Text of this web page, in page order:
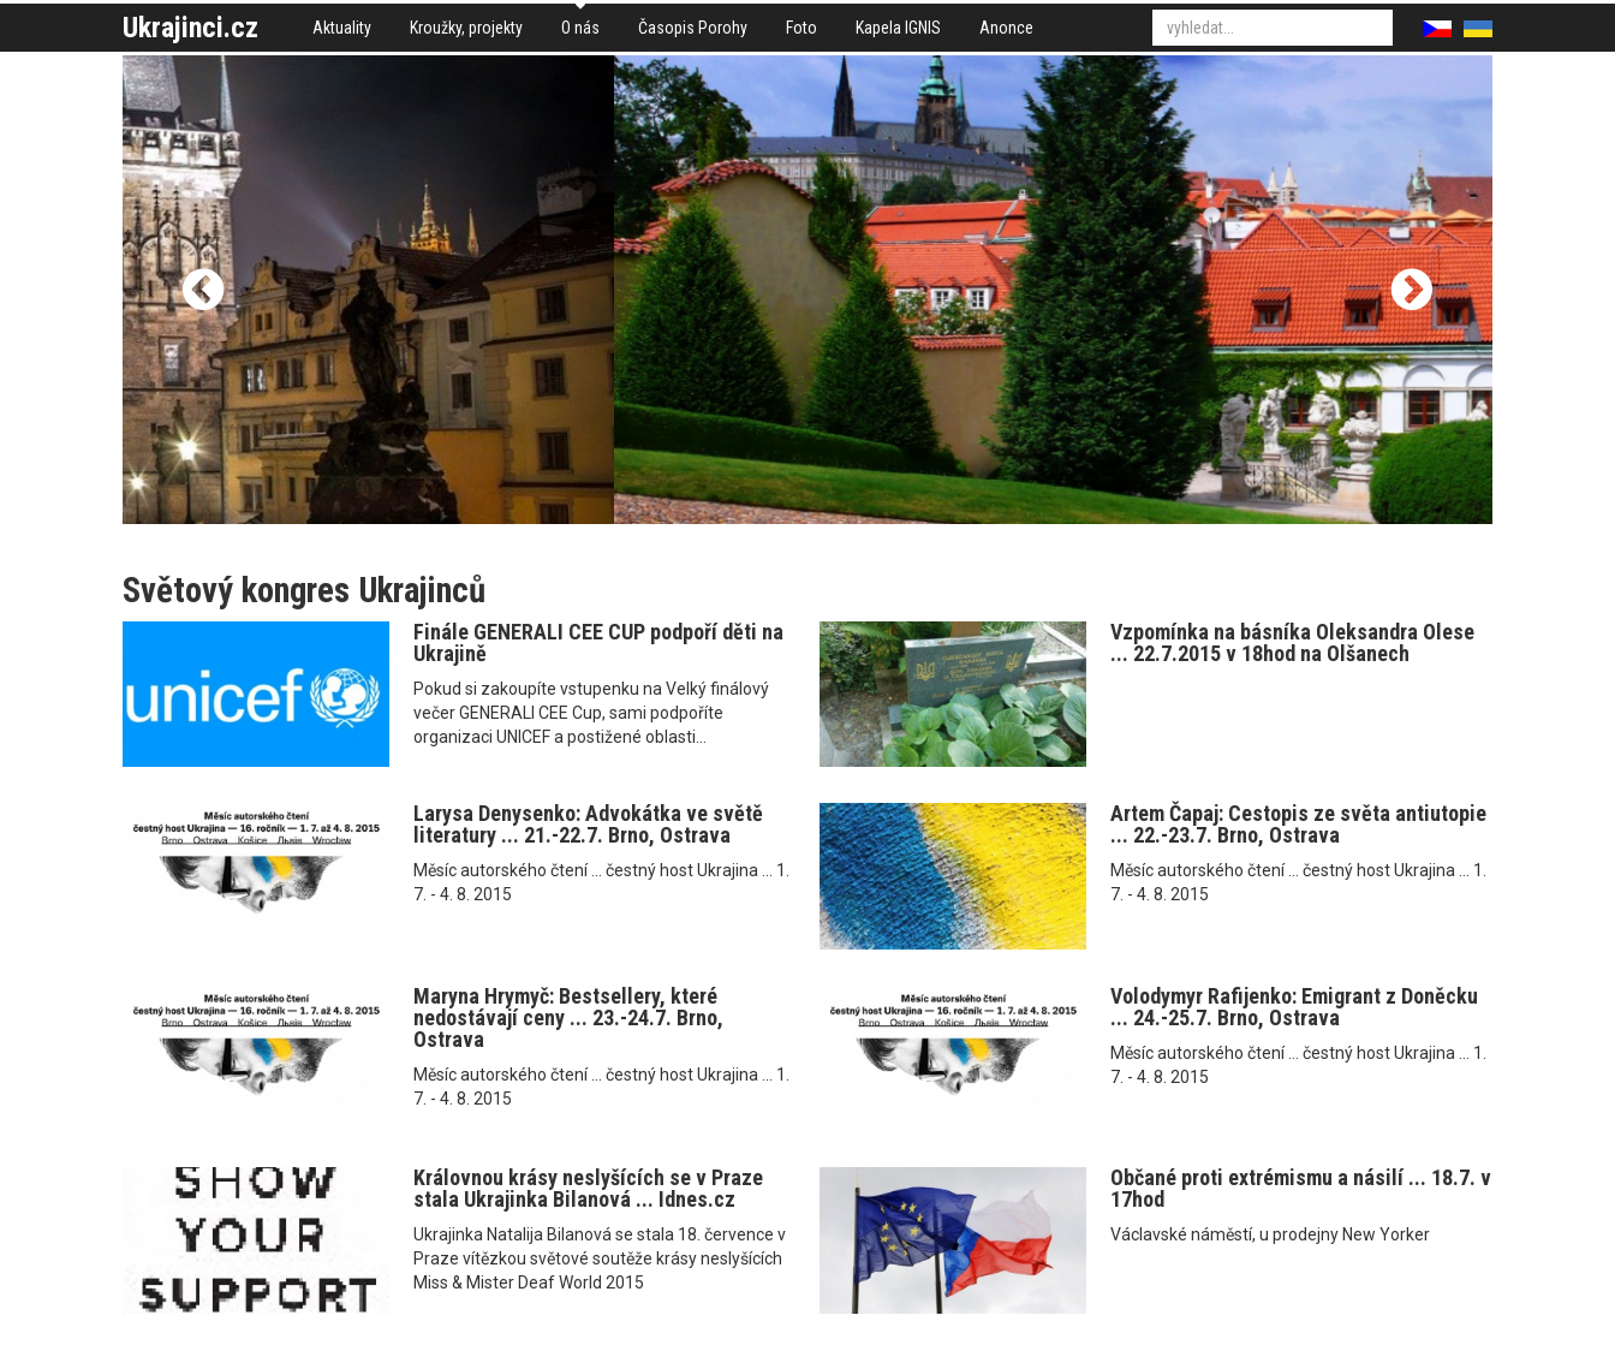
Ukrajinci.cz Aktuality Kroužky, projekty O nás Časopis Porohy Foto Kapela IGNIS Anonce
Světový kongres Ukrajinců
Finále GENERALI CEE CUP podpoří děti na
Ukrajině
Pokud si zakoupíte vstupenku na Velký finálový
večer GENERALI CEE Cup, sami podpoříte
organizaci UNICEF a postižené oblasti...
Vzpomínka na básníka Oleksandra Olese
... 22.7.2015 v 18hod na Olšanech
Larysa Denysenko: Advokátka ve světě
literatury ... 21.-22.7. Brno, Ostrava
Měsíc autorského čtení ... čestný host Ukrajina ... 1.
7. - 4. 8. 2015
Artem Čapaj: Cestopis ze světa antiutopie
... 22.-23.7. Brno, Ostrava
Měsíc autorského čtení ... čestný host Ukrajina ... 1.
7. - 4. 8. 2015
Maryna Hrymyč: Bestsellery, které
nedostávají ceny ... 23.-24.7. Brno,
Ostrava
Měsíc autorského čtení ... čestný host Ukrajina ... 1.
7. - 4. 8. 2015
Volodymyr Rafijenko: Emigrant z Doněcku
... 24.-25.7. Brno, Ostrava
Měsíc autorského čtení ... čestný host Ukrajina ... 1.
7. - 4. 8. 2015
Královnou krásy neslyšících se v Praze
stala Ukrajinka Bilanová ... Idnes.cz
Ukrajinka Natalija Bilanová se stala 18. července v
Praze vítězkou světové soutěže krásy neslyšících
Miss & Mister Deaf World 2015
Občané proti extrémismu a násilí ... 18.7. v
17hod
Václavské náměstí, u prodejny New Yorker